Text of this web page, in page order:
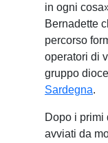
in ogni
Bernadette
percorso
operatori di
gruppo
Sardegna.
Dopo i primi
avviati da